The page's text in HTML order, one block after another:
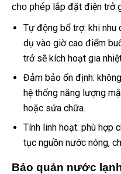
cho phép lắp đặt điện trở
Tự động bổ trợ: khi
dụ vào giờ cao điểm
trở sẽ kích hoạt gia
Đảm bảo ổn định:
hệ thống năng lượng
hoặc sửa chữa.
Tính linh hoạt: phù hợp
tục nguồn nước nóng,
Bảo quản nước